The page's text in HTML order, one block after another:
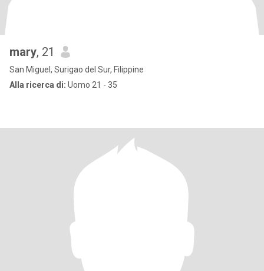
mary, 21
San Miguel, Surigao del Sur, Filippine
Alla ricerca di: Uomo 21 - 35